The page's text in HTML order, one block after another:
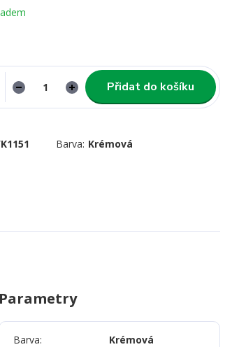
Přidat do košíku
Barva: Krémová
Parametry
Barva Krémová